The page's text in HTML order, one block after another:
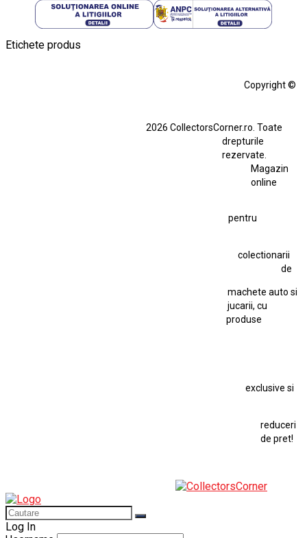
Etichete produs
Copyright ©
2026 CollectorsCorner.ro. Toate
drepturile
rezervate.
Magazin
online
pentru
colectionarii
de
machete auto si
jucarii, cu
produse
exclusive si
reduceri
de pret!
Log In